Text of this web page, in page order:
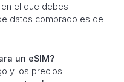
el que debes
datos comprado es de
un eSIM?
y los precios